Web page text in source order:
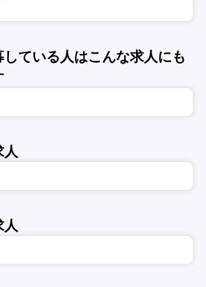
ている人はこんな求人にも